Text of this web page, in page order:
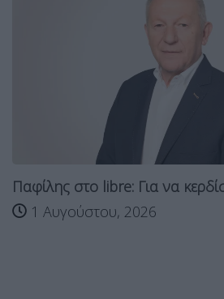
Παφίλης στο libre: Για να
1 Αυγούστου, 2026